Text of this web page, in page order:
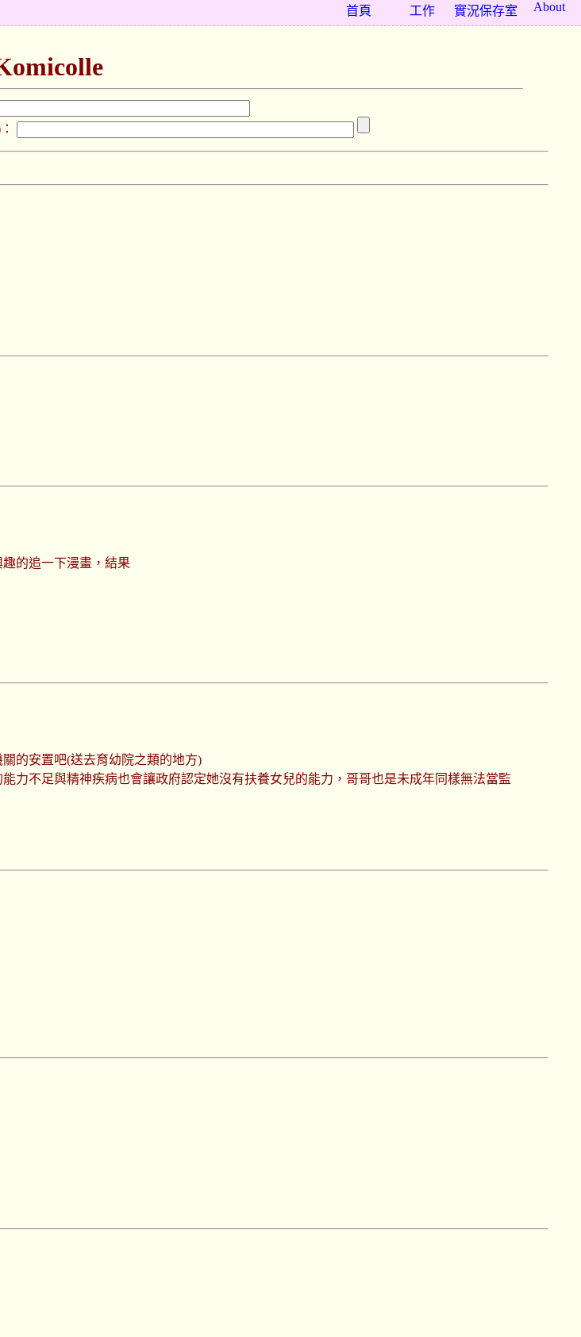
About
實況保存室
工作
首頁
的追一下漫畫，結果
的安置吧(送去育幼院之類的地方)
力不足與精神疾病也會讓政府認定她沒有扶養女兒的能力，哥哥也是未成年同樣無法當監